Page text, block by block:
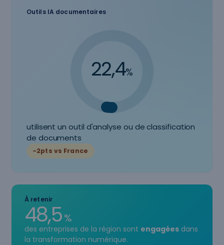
Outils IA documentaires
22,4%
utilisent un outil d'analyse ou de classification
de documents
−2pts vs France
À retenir
48,5%
des entreprises de la région sont engagées dans
la transformation numérique.